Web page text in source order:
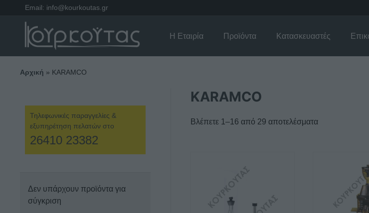
Email: info@kourkoutas.gr
Η Εταιρία Προϊόντα Κατασκευαστές
Αρχική » KARAMCO
Τηλεφωνικές παραγγελίες &
εξυπηρέτηση πελατών στο
26410 23382
Δεν υπάρχουν προϊόντα για
σύγκριση
KARAMCO
Βλέπετε 1–16 από 29 αποτελέσματα
πολλαπλές